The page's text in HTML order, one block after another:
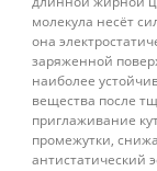
молекула несёт
она
заряженной
наиболее
вещества после
приглаживание
промежутки,
антистатический